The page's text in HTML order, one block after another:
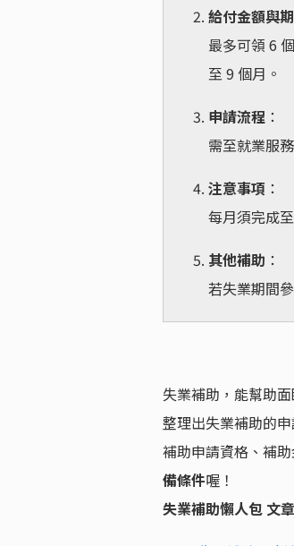
給付金額與
最多可領 6
至 9 個月。
申請流程 ：
需至就業服
注意事項 ：
每月須完成
其他補助 ：
若失業期間
失業補助，能幫助
整理出失業補助的
補助申請資格、補
備條件喔！
失業補助懶人包 文